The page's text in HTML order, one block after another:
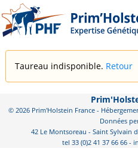
Taureau indisponible. Retour
© 2026 Prim'Holstein France -
Données
42 Le Montsoreau - Saint Sylvain
tel 33 (0)2 41 37 66 66 -